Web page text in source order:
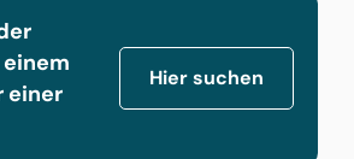
einer
Hier suchen